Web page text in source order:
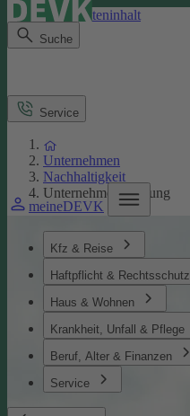
Direkt zum Seiteninhalt
Suche
meineDEVK
Kfz & Reise
Haftpflicht & Rechtsschutz
Haus & Wohnen
Krankheit, Unfall & Pflege
Beruf, Alter & Finanzen
Service
Service
Unternehmen
Nachhaltigkeit
Unternehmensführung